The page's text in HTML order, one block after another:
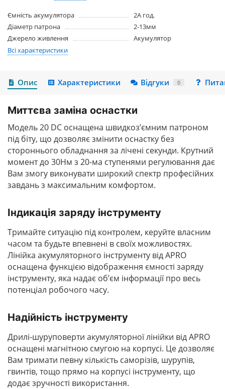
Ємність акумулятора
2А год.
Діаметр патрона
2-13мм
Джерело живлення
Акумулятор
Всі характеристики
Опис Характеристики Відгуки 0
Миттєва заміна оснастки
Модель 20 DC оснащена швидкоз’ємним патроном
під біту, що дозволяє змінити оснастку без
стороннього обладнання за лічені секунди. Крутний
момент до 30Нм з 20-ма ступенями регулювання дає
Вам змогу виконувати широкий спектр професійних
завдань з максимальним комфортом.
Індикація заряду інструменту
Тримайте ситуацію під контролем, керуйте власним
часом та будьте впевнені в своїх можливостях.
Лінійка акумуляторного інструменту від APRO
оснащена функцією відображення ємності заряду
інструменту, яка надає об’єм інформації про весь
потенціал робочого часу.
Надійність інструменту
Дрилі-шуруповерти акумуляторної лінійки від APRO
оснащені магнітною смугою на корпусі. Це дозволяє
Вам тримати певну кількість саморізів, шурупів,
гвинтів, тощо прямо на корпусі інструменту, що
додає зручності використання.